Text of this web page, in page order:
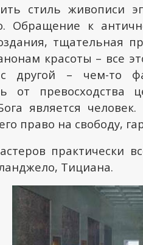
стиль живописи
Обращение к
тщательная
красоты – все
другой – чем-то
от
является
право на свободу,
практически
Тициана.